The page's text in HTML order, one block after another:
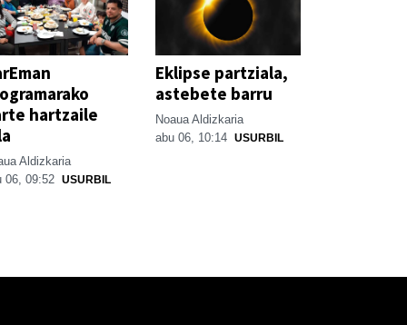
hartzaile
Aldizkaria
06, 09:52 USURBIL
Eklipse partziala,
astebete barru
Noaua Aldizkaria
abu 06, 10:14 USURBIL